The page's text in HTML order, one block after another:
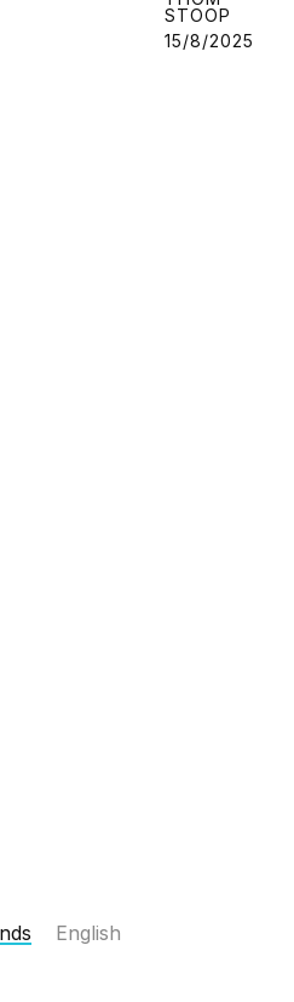
English
STOOP
15/8/2025